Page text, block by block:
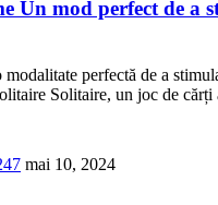
Un mod perfect de a
perfectă de a
Solitaire, un joc de
mai 10, 2024